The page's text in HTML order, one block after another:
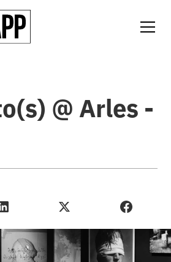
@ Arles -